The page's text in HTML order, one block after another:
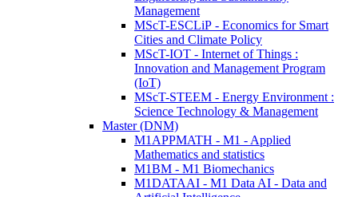
Management
MScT-ESCLiP - Economics for Smart
Cities and Climate Policy
MScT-IOT - Internet of Things :
Innovation and Management Program
(IoT)
MScT-STEEM - Energy Environment :
Science Technology & Management
Master (DNM)
M1APPMATH - M1 - Applied
Mathematics and statistics
M1BM - M1 Biomechanics
M1DATAAI - M1 Data AI - Data and